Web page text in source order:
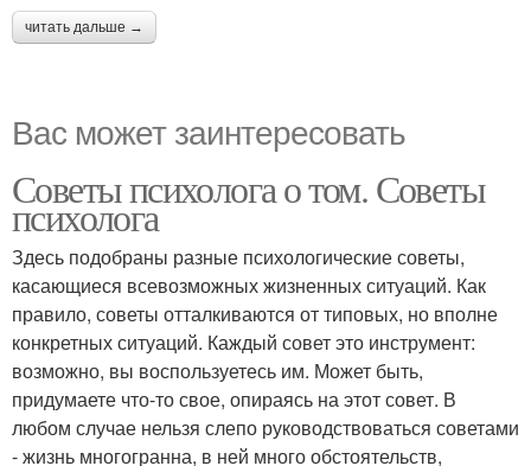
читать дальше →
Вас может заинтересовать
Советы психолога о том. Советы
психолога
Здесь подобраны разные психологические советы,
касающиеся всевозможных жизненных ситуаций. Как
правило, советы отталкиваются от типовых, но вполне
конкретных ситуаций. Каждый совет это инструмент:
возможно, вы воспользуетесь им. Может быть,
придумаете что-то свое, опираясь на этот совет. В
любом случае нельзя слепо руководствоваться советами
- жизнь многогранна, в ней много обстоятельств,